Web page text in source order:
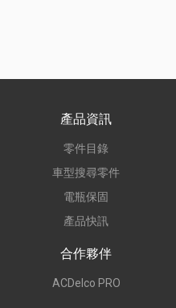
產品資訊
零件目錄
車型搜尋零件
電瓶保固
產品快訊
合作夥伴
ACDelco PRO